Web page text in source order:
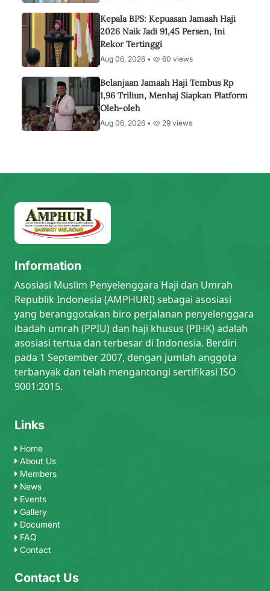
Kepala BPS: Kepuasan Jamaah Haji
2026 Naik Jadi 91,45 Persen, Ini
Rekor Tertinggi
Aug 06, 2026 • 60 views
Belanjaan Jamaah Haji Tembus Rp
1,96 Triliun, Menhaj Siapkan Platform
Oleh-oleh
Aug 06, 2026 • 29 views
Information
Asosiasi Muslim Penyelenggara Haji dan Umrah
Republik Indonesia (AMPHURI) sebagai asosiasi
yang beranggotakan biro perjalanan penyelenggara
ibadah umrah (PPIU) dan haji khusus (PIHK) adalah
asosiasi tertua dan terbesar di Indonesia. Berdiri
pada 1 September 2007, dengan jumlah anggota
terbanyak dan telah mengantongi sertifikasi ISO
9001:2015.
Links
Home
About Us
Members
News
Events
Gallery
Document
FAQ
Contact
Contact Us